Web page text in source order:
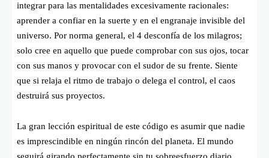
integrar para las mentalidades excesivamente racionales:
aprender a confiar en la suerte y en el engranaje invisible del
universo. Por norma general, el 4 desconfía de los milagros;
solo cree en aquello que puede comprobar con sus ojos, tocar
con sus manos y provocar con el sudor de su frente. Siente
que si relaja el ritmo de trabajo o delega el control, el caos
destruirá sus proyectos.
La gran lección espiritual de este código es asumir que nadie
es imprescindible en ningún rincón del planeta. El mundo